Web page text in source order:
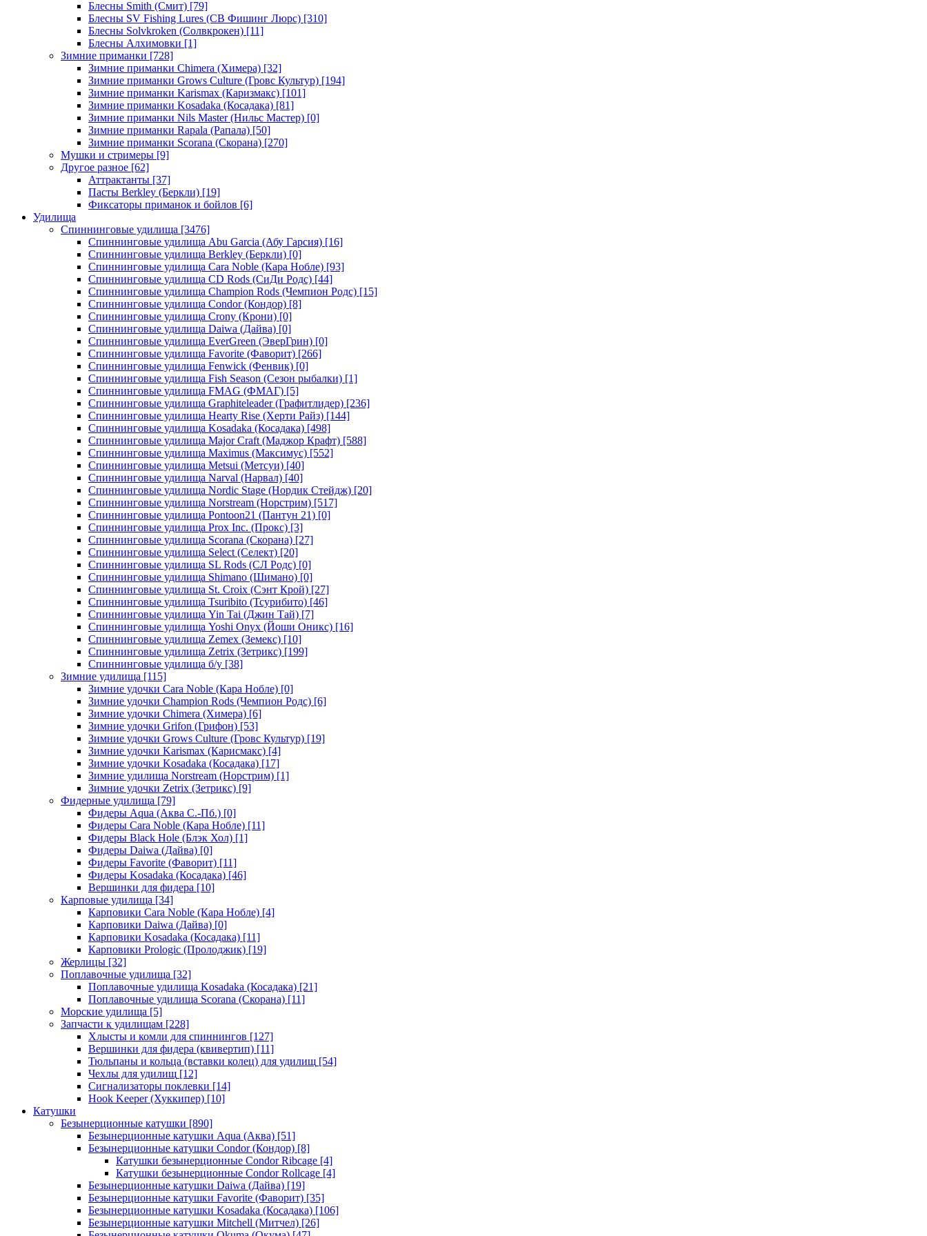
Блесны Smith (Смит) [79]
Блесны SV Fishing Lures (СВ Фишинг Люрс) [310]
Блесны Solvkroken (Солвкрокен) [11]
Блесны Алхимовки [1]
Зимние приманки [728]
Зимние приманки Chimera (Химера) [32]
Зимние приманки Grows Culture (Гровс Культур) [194]
Зимние приманки Karismax (Каризмакс) [101]
Зимние приманки Kosadaka (Косадака) [81]
Зимние приманки Nils Master (Нильс Мастер) [0]
Зимние приманки Rapala (Рапала) [50]
Зимние приманки Scorana (Скорана) [270]
Мушки и стримеры [9]
Другое разное [62]
Аттрактанты [37]
Пасты Berkley (Беркли) [19]
Фиксаторы приманок и бойлов [6]
Удилища
Спиннинговые удилища [3476]
Спиннинговые удилища Abu Garcia (Абу Гарсия) [16]
Спиннинговые удилища Berkley (Беркли) [0]
Спиннинговые удилища Cara Noble (Кара Нобле) [93]
Спиннинговые удилища CD Rods (СиДи Родс) [44]
Спиннинговые удилища Champion Rods (Чемпион Родс) [15]
Спиннинговые удилища Condor (Кондор) [8]
Спиннинговые удилища Crony (Крони) [0]
Спиннинговые удилища Daiwa (Дайва) [0]
Спиннинговые удилища EverGreen (ЭверГрин) [0]
Спиннинговые удилища Favorite (Фаворит) [266]
Спиннинговые удилища Fenwick (Фенвик) [0]
Спиннинговые удилища Fish Season (Сезон рыбалки) [1]
Спиннинговые удилища FMAG (ФМАГ) [5]
Спиннинговые удилища Graphiteleader (Графитлидер) [236]
Спиннинговые удилища Hearty Rise (Херти Райз) [144]
Спиннинговые удилища Kosadaka (Косадака) [498]
Спиннинговые удилища Major Craft (Маджор Крафт) [588]
Спиннинговые удилища Maximus (Максимус) [552]
Спиннинговые удилища Metsui (Метсуи) [40]
Спиннинговые удилища Narval (Нарвал) [40]
Спиннинговые удилища Nordic Stage (Нордик Стейдж) [20]
Спиннинговые удилища Norstream (Норстрим) [517]
Спиннинговые удилища Pontoon21 (Пантун 21) [0]
Спиннинговые удилища Prox Inc. (Прокс) [3]
Спиннинговые удилища Scorana (Скорана) [27]
Спиннинговые удилища Select (Селект) [20]
Спиннинговые удилища SL Rods (СЛ Родс) [0]
Спиннинговые удилища Shimano (Шимано) [0]
Спиннинговые удилища St. Croix (Сэнт Крой) [27]
Спиннинговые удилища Tsuribito (Тсурибито) [46]
Спиннинговые удилища Yin Tai (Джин Тай) [7]
Спиннинговые удилища Yoshi Onyx (Йоши Оникс) [16]
Спиннинговые удилища Zemex (Земекс) [10]
Спиннинговые удилища Zetrix (Зетрикс) [199]
Спиннинговые удилища б/у [38]
Зимние удилища [115]
Зимние удочки Cara Noble (Кара Нобле) [0]
Зимние удочки Champion Rods (Чемпион Родс) [6]
Зимние удочки Chimera (Химера) [6]
Зимние удочки Grifon (Грифон) [53]
Зимние удочки Grows Culture (Гровс Культур) [19]
Зимние удочки Karismax (Карисмакс) [4]
Зимние удочки Kosadaka (Косадака) [17]
Зимние удилища Norstream (Норстрим) [1]
Зимние удочки Zetrix (Зетрикс) [9]
Фидерные удилища [79]
Фидеры Aqua (Аква С.-Пб.) [0]
Фидеры Cara Noble (Кара Нобле) [11]
Фидеры Black Hole (Блэк Хол) [1]
Фидеры Daiwa (Дайва) [0]
Фидеры Favorite (Фаворит) [11]
Фидеры Kosadaka (Косадака) [46]
Вершинки для фидера [10]
Карповые удилища [34]
Карповики Cara Noble (Кара Нобле) [4]
Карповики Daiwa (Дайва) [0]
Карповики Kosadaka (Косадака) [11]
Карповики Prologic (Пролоджик) [19]
Жерлицы [32]
Поплавочные удилища [32]
Поплавочные удилища Kosadaka (Косадака) [21]
Поплавочные удилища Scorana (Скорана) [11]
Морские удилища [5]
Запчасти к удилищам [228]
Хлысты и комли для спиннингов [127]
Вершинки для фидера (квивертип) [11]
Тюльпаны и кольца (вставки колец) для удилищ [54]
Чехлы для удилищ [12]
Сигнализаторы поклевки [14]
Hook Keeper (Хуккипер) [10]
Катушки
Безынерционные катушки [890]
Безынерционные катушки Aqua (Аква) [51]
Безынерционные катушки Condor (Кондор) [8]
Катушки безынерционные Condor Ribcage [4]
Катушки безынерционные Condor Rollcage [4]
Безынерционные катушки Daiwa (Дайва) [19]
Безынерционные катушки Favorite (Фаворит) [35]
Безынерционные катушки Kosadaka (Косадака) [106]
Безынерционные катушки Mitchell (Митчел) [26]